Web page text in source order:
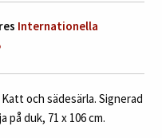
Internationella
Katt och sädesärla. Signerad
på duk, 71 x 106 cm.